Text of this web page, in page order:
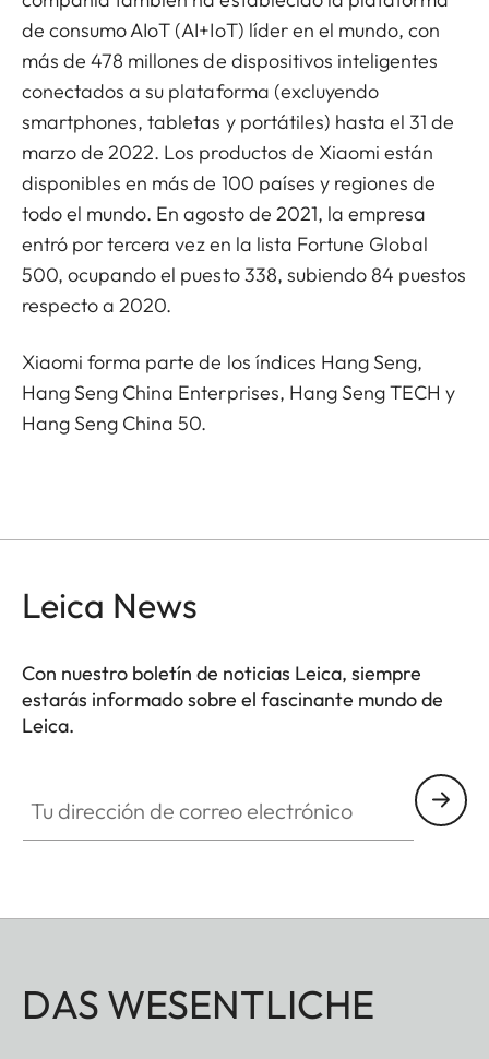
de consumo AIoT (AI+IoT) líder en el mundo, con
más de 478 millones de dispositivos inteligentes
conectados a su plataforma (excluyendo
smartphones, tabletas y portátiles) hasta el 31 de
marzo de 2022. Los productos de Xiaomi están
disponibles en más de 100 países y regiones de
todo el mundo. En agosto de 2021, la empresa
entró por tercera vez en la lista Fortune Global
500, ocupando el puesto 338, subiendo 84 puestos
respecto a 2020.
Xiaomi forma parte de los índices Hang Seng,
Hang Seng China Enterprises, Hang Seng TECH y
Hang Seng China 50.
Leica News
Con nuestro boletín de noticias Leica, siempre
estarás informado sobre el fascinante mundo de
Leica.
DAS WESENTLICHE